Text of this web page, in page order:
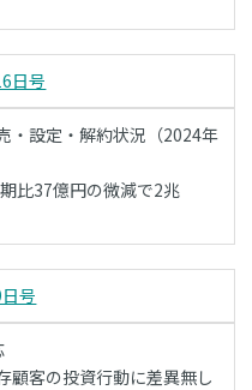
日号
・設定・解約状況（2024年
比37億円の微減で2兆
号
顧客の投資行動に差異無し